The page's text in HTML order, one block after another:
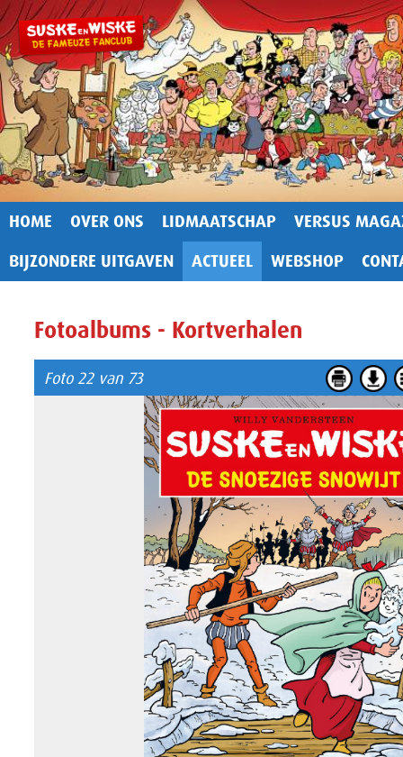
HOME OVER ONS LIDMAATSCHAP
VERSUS
BIJZONDERE UITGAVEN
ACTUEEL WEBSHOP
Fotoalbums - Kortverhalen
Foto 22 van 73